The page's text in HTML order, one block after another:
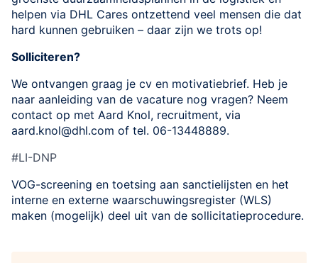
helpen via DHL Cares ontzettend veel mensen die dat
hard kunnen gebruiken – daar zijn we trots op!
Solliciteren?
We ontvangen graag je cv en motivatiebrief. Heb je
naar aanleiding van de vacature nog vragen? Neem
contact op met Aard Knol, recruitment, via
aard.knol@dhl.com of tel. 06-13448889.
#LI-DNP
VOG-screening en toetsing aan sanctielijsten en het
interne en externe waarschuwingsregister (WLS)
maken (mogelijk) deel uit van de sollicitatieprocedure.